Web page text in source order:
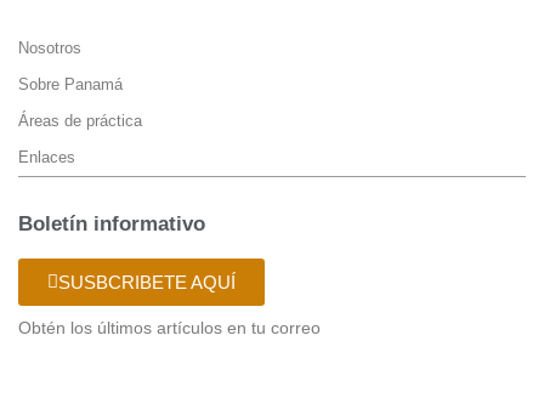
Nosotros
Sobre Panamá
Áreas de práctica
Enlaces
Boletín informativo
SUSBCRIBETE AQUÍ
Obtén los últimos artículos en tu correo